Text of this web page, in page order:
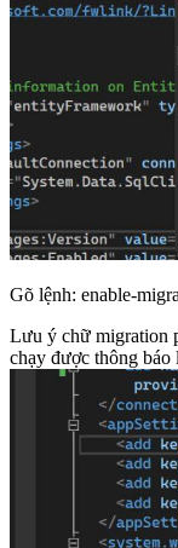
Gõ lệnh: enable-
Lưu ý chữ migration
chạy được thông báo